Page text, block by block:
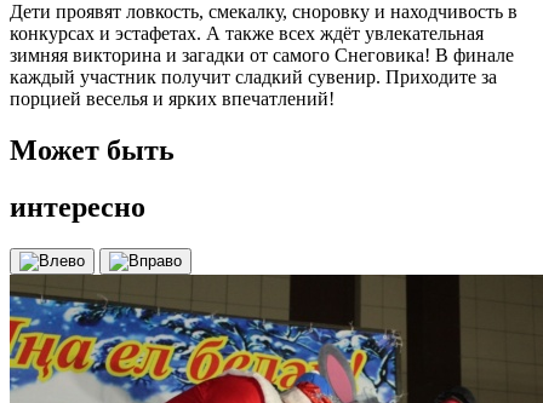
Дети проявят ловкость, смекалку, сноровку и находчивость в
конкурсах и эстафетах. А также всех ждёт увлекательная
зимняя викторина и загадки от самого Снеговика! В финале
каждый участник получит сладкий сувенир. Приходите за
порцией веселья и ярких впечатлений!
Может быть
интересно